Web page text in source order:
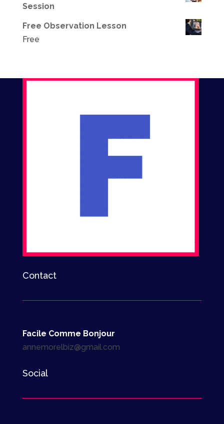
Session
Free Observation Lesson
Free
Contact
Facile Comme Bonjour
annemorelbiz@gmail.com
Social